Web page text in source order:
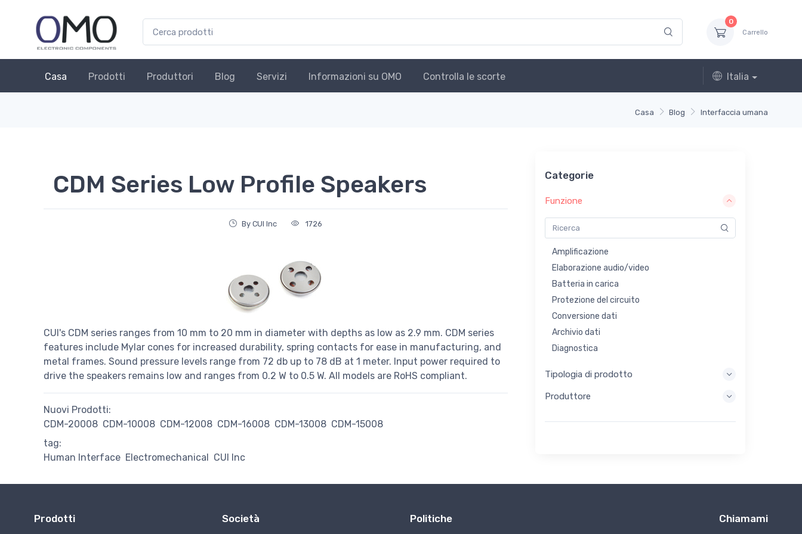
0
Carrello
Casa Prodotti Produttori Blog Servizi Informazioni su OMO Controlla le scorte Italia
Casa Blog Interfaccia umana
CDM Series Low Profile Speakers
By CUI Inc 1726
CUI's CDM series ranges from 10 mm to 20 mm in diameter with depths as low as 2.9 mm. CDM series
features include Mylar cones for increased durability, spring contacts for ease in manufacturing, and
metal frames. Sound pressure levels range from 72 db up to 78 dB at 1 meter. Input power required to
drive the speakers remains low and ranges from 0.2 W to 0.5 W. All models are RoHS compliant.
Nuovi Prodotti:
CDM-20008 CDM-10008 CDM-12008 CDM-16008 CDM-13008 CDM-15008
tag:
Human Interface Electromechanical CUI Inc
Categorie
Funzione
Amplificazione
Elaborazione audio/video
Batteria in carica
Protezione del circuito
Conversione dati
Archivio dati
Diagnostica
Elaborazione incorporata
Raccolta di energia
Tipologia di prodotto
Produttore
Prodotti Società Politiche Chiamami